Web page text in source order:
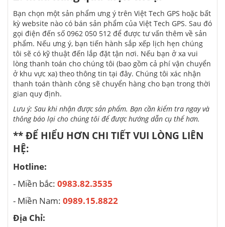
Bạn chọn một sản phẩm ưng ý trên Việt Tech GPS hoặc bất
kỳ website nào có bán sản phẩm của Việt Tech GPS. Sau đó
gọi điện đến số 0962 050 512 để được tư vấn thêm về sản
phẩm. Nếu ưng ý, bạn tiến hành sắp xếp lịch hẹn chúng
tôi sẽ có kỹ thuật đến lắp đặt tận nơi. Nếu bạn ở xa vui
lòng thanh toán cho chúng tôi (bao gồm cả phí vận chuyển
ở khu vực xa) theo thông tin tại đây. Chúng tôi xác nhận
thanh toán thành công sẽ chuyển hàng cho bạn trong thời
gian quy định.
Lưu ý: Sau khi nhận được sản phẩm. Bạn cần kiểm tra ngay và
thông báo lại cho chúng tôi để được hướng dẫn cụ thể hơn.
** ĐỂ HIỂU HƠN CHI TIẾT VUI LÒNG LIÊN
HỆ:
Hotline:
- Miền bắc: 0983.82.3535
- Miền Nam: 0989.15.8822
Địa Chỉ: